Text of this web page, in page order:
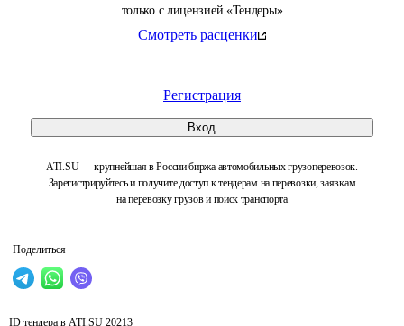
только с лицензией «Тендеры»
Смотреть расценки
Регистрация
Вход
ATI.SU — крупнейшая в России биржа автомобильных грузоперевозок.
Зарегистрируйтесь и получите доступ к тендерам на перевозки, заявкам
на перевозку грузов и поиск транспорта
Поделиться
ID тендера в ATI.SU 20213